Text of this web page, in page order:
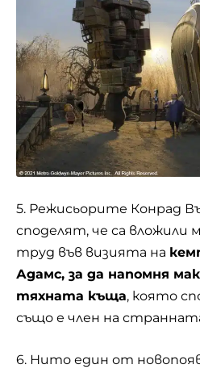
5. Режисьорите Конрад
споделят, че са вложили
труд във визията на
Адамс, за да напомня
тяхната къща, която
също е член на
6. Нито един от